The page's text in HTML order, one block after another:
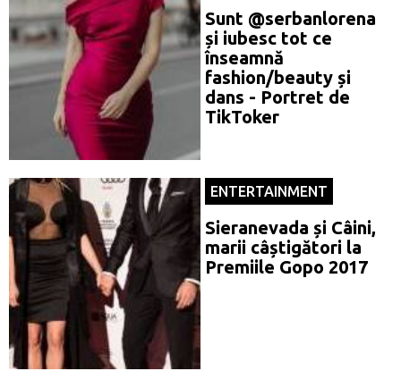
Sunt @serbanlorena
și iubesc tot ce
înseamnă
fashion/beauty și
dans - Portret de
TikToker
ENTERTAINMENT
Sieranevada și Câini,
marii câștigători la
Premiile Gopo 2017